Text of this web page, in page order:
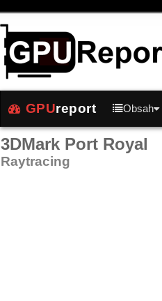
GPUreport Obsah
3DMark Port Royal
Raytracing